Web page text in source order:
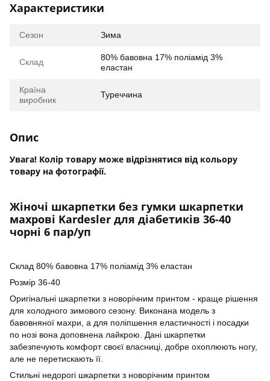
Характеристики
Сезон Зима
Склад
80% бавовна 17% поліамід 3%
еластан
Країна
виробник
Туреччина
Опис
Увага! Колір товару може відрізнятися від кольору
товару на фотографії.
Жіночі шкарпетки без гумки шкарпетки
махрові Kardesler для діабетиків 36-40
чорні 6 пар/уп
Склад 80% бавовна 17% поліамід 3% еластан
Розмір 36-40
Оригінальні шкарпетки з новорічним принтом - краще рішення
для холодного зимового сезону. Виконана модель з
бавовняної махри, а для поліпшення еластичності і посадки
по нозі вона доповнена лайкрою. Дані шкарпетки
забезпечують комфорт своєї власниці, добре охоплюють ногу,
але не перетискають її.
Стильні недорогі шкарпетки з новорічним принтом